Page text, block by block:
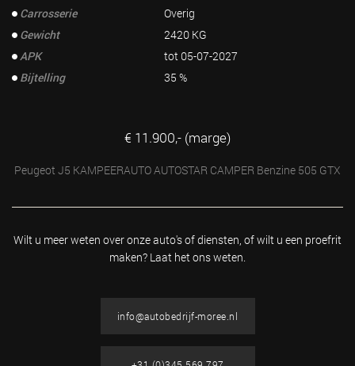
Carrosserie
Overig
Gewicht
2420 KG
APK
tot 05-07-2027
Bijtelling
35 %
€ 11.900,- (marge)
Peugeot J5 KAMPEERAUTO AUTOSTAR CAMPER Benzine 505 GTX
Wilt u meer weten over onze auto's of diensten, of wilt u een proefrit
maken? Laat het ons weten.
info@autobedrijf-moree.nl